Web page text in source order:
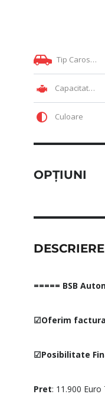
Tip Caroserie
Capacitate motor
Culoare
OPȚIUNI
DESCRIERE
===== BSB
☑Oferim factura
☑Posibilitate
Pret: 11.900 Euro